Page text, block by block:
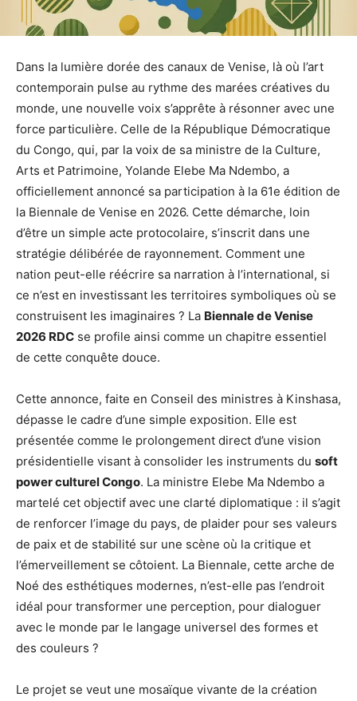
Dans la lumière dorée des canaux de Venise, là où l’art
contemporain pulse au rythme des marées créatives du
monde, une nouvelle voix s’apprête à résonner avec une
force particulière. Celle de la République Démocratique
du Congo, qui, par la voix de sa ministre de la Culture,
Arts et Patrimoine, Yolande Elebe Ma Ndembo, a
officiellement annoncé sa participation à la 61e édition de
la Biennale de Venise en 2026. Cette démarche, loin
d’être un simple acte protocolaire, s’inscrit dans une
stratégie délibérée de rayonnement. Comment une
nation peut-elle réécrire sa narration à l’international, si
ce n’est en investissant les territoires symboliques où se
construisent les imaginaires ? La Biennale de Venise
2026 RDC se profile ainsi comme un chapitre essentiel
de cette conquête douce.
Cette annonce, faite en Conseil des ministres à Kinshasa,
dépasse le cadre d’une simple exposition. Elle est
présentée comme le prolongement direct d’une vision
présidentielle visant à consolider les instruments du soft
power culturel Congo. La ministre Elebe Ma Ndembo a
martelé cet objectif avec une clarté diplomatique : il s’agit
de renforcer l’image du pays, de plaider pour ses valeurs
de paix et de stabilité sur une scène où la critique et
l’émerveillement se côtoient. La Biennale, cette arche de
Noé des esthétiques modernes, n’est-elle pas l’endroit
idéal pour transformer une perception, pour dialoguer
avec le monde par le langage universel des formes et
des couleurs ?
Le projet se veut une mosaïque vivante de la création